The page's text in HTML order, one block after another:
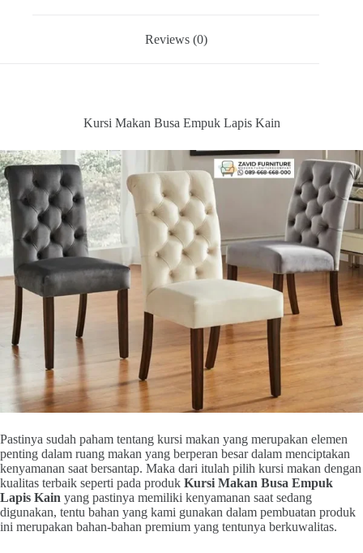
Reviews (0)
Kursi Makan Busa Empuk Lapis Kain
Pastinya sudah paham tentang kursi makan yang merupakan elemen
penting dalam ruang makan yang berperan besar dalam menciptakan
kenyamanan saat bersantap. Maka dari itulah pilih kursi makan dengan
kualitas terbaik seperti pada produk Kursi Makan Busa Empuk
Lapis Kain yang pastinya memiliki kenyamanan saat sedang
digunakan, tentu bahan yang kami gunakan dalam pembuatan produk
ini merupakan bahan-bahan premium yang tentunya berkuwalitas.